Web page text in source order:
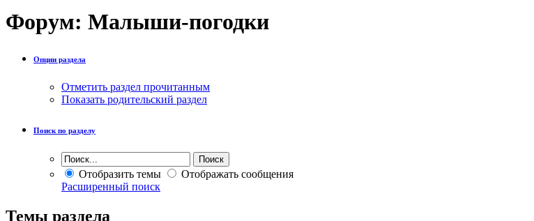
Форум: Малыши-погодки
Опции раздела
Отметить раздел прочитанным
Показать родительский раздел
Поиск по разделу
Отобразить темы
Отображать сообщения
Расширенный поиск
Темы раздела